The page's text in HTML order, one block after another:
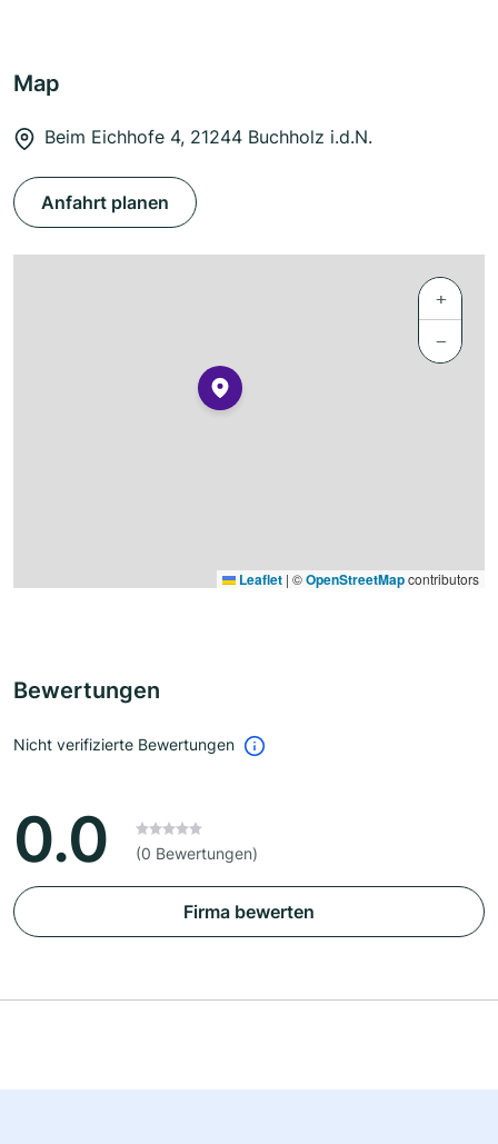
Map
Beim Eichhofe 4, 21244 Buchholz i.d.N.
Anfahrt planen
+
−
Leaflet | ©OpenStreetMapcontributors
Bewertungen
Nicht verifizierte Bewertungen
0.0 (0 Bewertungen)
Firma bewerten